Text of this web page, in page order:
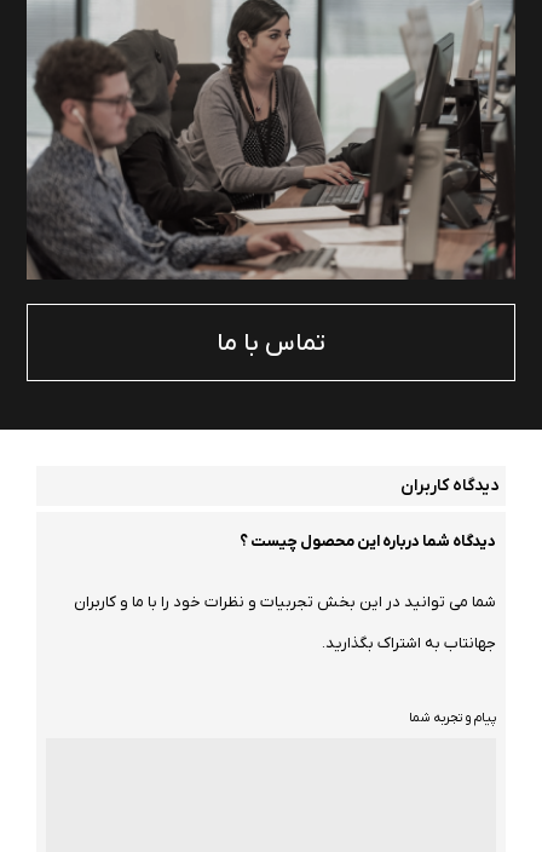
تماس با ما
دیدگاه کاربران
دیدگاه شما درباره این محصول چیست ؟
شما می توانید در این بخش تجربیات و نظرات خود را با ما و کاربران
جهانتاب به اشتراک بگذارید.
پیام و تجربه شما